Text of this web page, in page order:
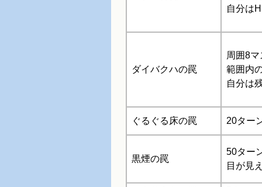
自分は
ダイバクハの罠
周囲8
範囲内
自分は
ぐるぐる床の罠 20ター
黒煙の罠
50ター
目が見